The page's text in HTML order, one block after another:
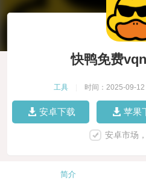
快鸭免费
工具 时间：2025-09-12
安卓下载 苹果
安卓市场
简介